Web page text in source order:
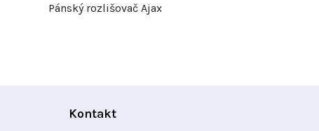
Pánský rozlišovač Ajax
Kontakt